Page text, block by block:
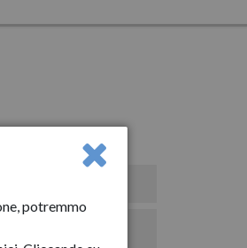
potremmo